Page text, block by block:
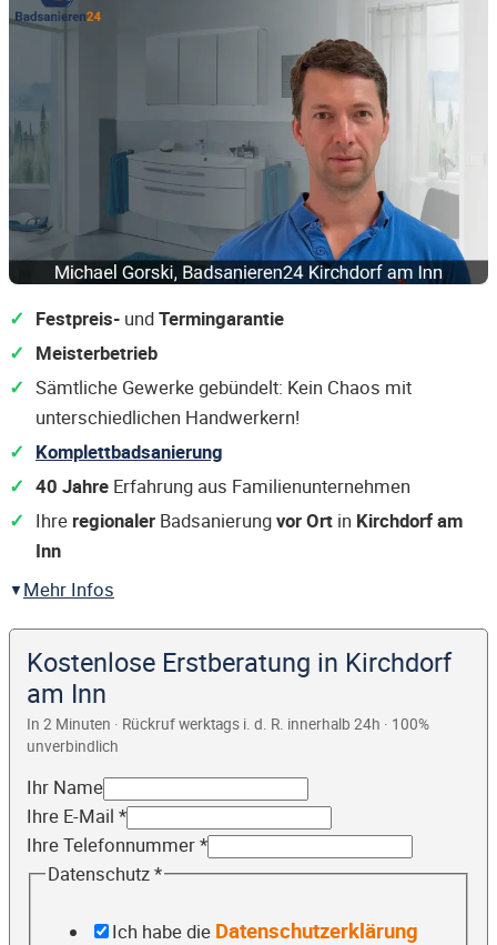
Festpreis- undTermingarantie
Meisterbetrieb
Sämtliche Gewerke gebündelt: Kein Chaos mit
unterschiedlichen Handwerkern!
Komplettbadsanierung
40 Jahre Erfahrung aus Familienunternehmen
Ihre regionaler Badsanierungvor Ort in Kirchdorf am
Inn
Mehr Infos
Kostenlose Erstberatung in Kirchdorf
am Inn
In 2 Minuten · Rückruf werktags i. d. R. innerhalb 24h · 100%
unverbindlich
Ihr Name
Ihre E-Mail *
Ihre Telefonnummer*
Datenschutz*
Ich habe die Datenschutzerklärung